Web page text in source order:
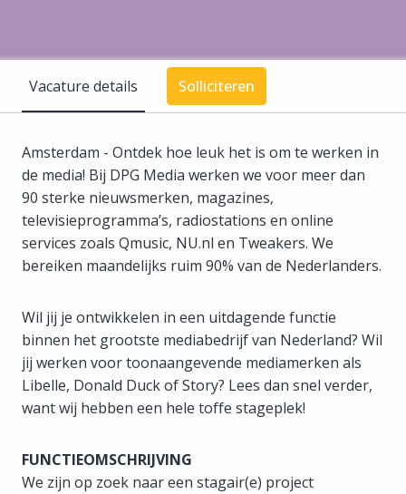
Vacature details Solliciteren
Amsterdam - Ontdek hoe leuk het is om te werken in
de media! Bij DPG Media werken we voor meer dan
90 sterke nieuwsmerken, magazines,
televisieprogramma’s, radiostations en online
services zoals Qmusic, NU.nl en Tweakers. We
bereiken maandelijks ruim 90% van de Nederlanders.
Wil jij je ontwikkelen in een uitdagende functie
binnen het grootste mediabedrijf van Nederland? Wil
jij werken voor toonaangevende mediamerken als
Libelle, Donald Duck of Story? Lees dan snel verder,
want wij hebben een hele toffe stageplek!
FUNCTIEOMSCHRIJVING
We zijn op zoek naar een stagair(e) project